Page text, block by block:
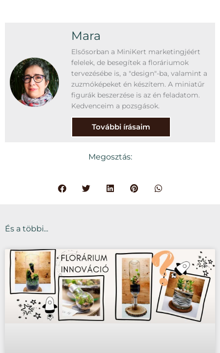
Mara
Elsősorban a MiniKert marketingjéért
felelek, de besegítek a floráriumok
tervezésébe is, a "design"-ba, valamint a
zuzmóképeket én készítem. A miniatűr
figurák beszerzése is az én feladatom.
Kedvenceim a pozsgások.
További írásaim
Megosztás:
És a többi...